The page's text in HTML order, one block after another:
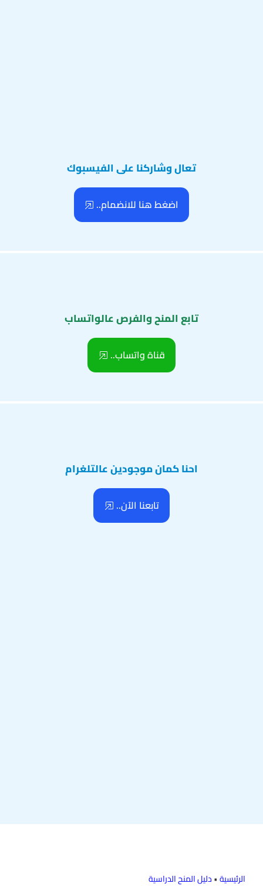
تعال وشاركنا على الفيسبوك
اضغط هنا للانضمام..
تابع المنح والفرص عالواتساب
قناة واتساب..
احنا كمان موجودين عالتلغرام
تابعنا الآن..
الرئيسية•دليل المنح الدراسية